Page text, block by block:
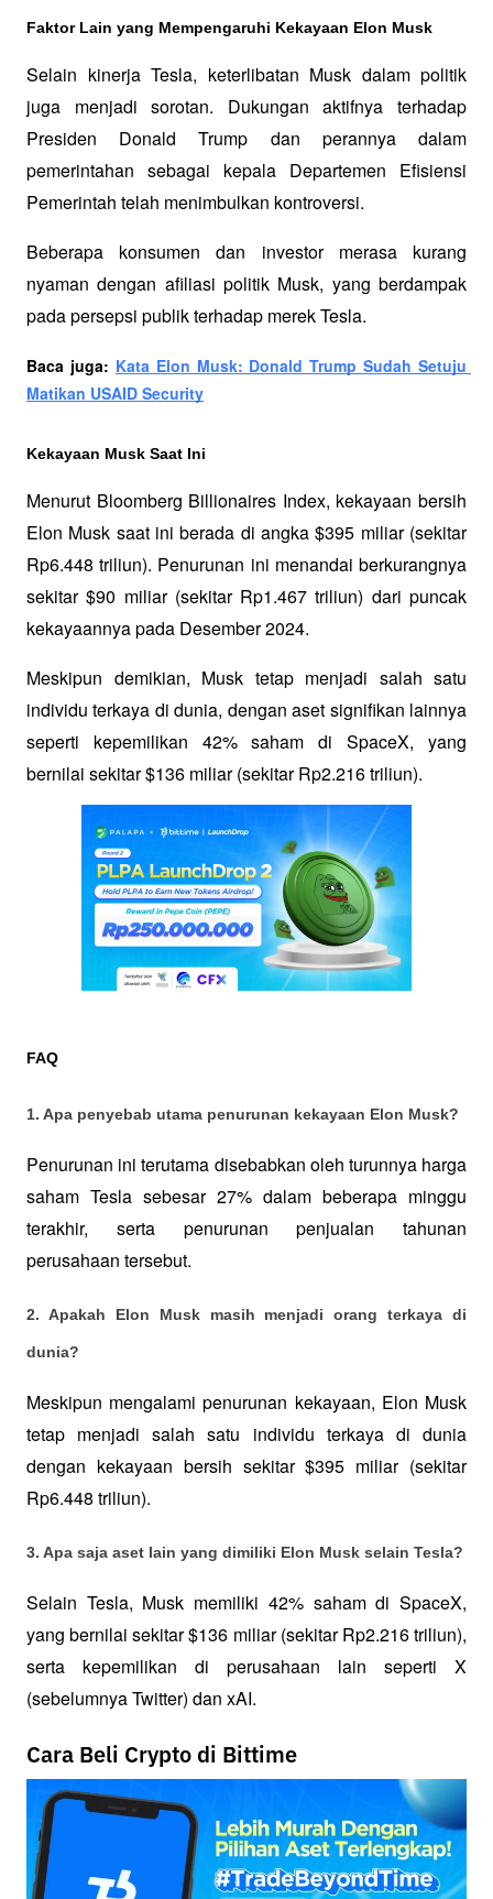
Faktor Lain yang Mempengaruhi Kekayaan Elon Musk
Selain kinerja Tesla, keterlibatan Musk dalam politik
juga menjadi sorotan. Dukungan aktifnya terhadap
Presiden Donald Trump dan perannya dalam
pemerintahan sebagai kepala Departemen Efisiensi
Pemerintah telah menimbulkan kontroversi.
Beberapa konsumen dan investor merasa kurang
nyaman dengan afiliasi politik Musk, yang berdampak
pada persepsi publik terhadap merek Tesla.
Baca juga: Kata Elon Musk: Donald Trump Sudah Setuju
Matikan USAID Security
Kekayaan Musk Saat Ini
Menurut Bloomberg Billionaires Index, kekayaan bersih
Elon Musk saat ini berada di angka $395 miliar (sekitar
Rp6.448 triliun). Penurunan ini menandai berkurangnya
sekitar $90 miliar (sekitar Rp1.467 triliun) dari puncak
kekayaannya pada Desember 2024.
Meskipun demikian, Musk tetap menjadi salah satu
individu terkaya di dunia, dengan aset signifikan lainnya
seperti kepemilikan 42% saham di SpaceX, yang
bernilai sekitar $136 miliar (sekitar Rp2.216 triliun).
FAQ
1. Apa penyebab utama penurunan kekayaan Elon Musk?
Penurunan ini terutama disebabkan oleh turunnya harga
saham Tesla sebesar 27% dalam beberapa minggu
terakhir, serta penurunan penjualan tahunan
perusahaan tersebut.
2. Apakah Elon Musk masih menjadi orang terkaya di
dunia?
Meskipun mengalami penurunan kekayaan, Elon Musk
tetap menjadi salah satu individu terkaya di dunia
dengan kekayaan bersih sekitar $395 miliar (sekitar
Rp6.448 triliun).
3. Apa saja aset lain yang dimiliki Elon Musk selain Tesla?
Selain Tesla, Musk memiliki 42% saham di SpaceX,
yang bernilai sekitar $136 miliar (sekitar Rp2.216 triliun),
serta kepemilikan di perusahaan lain seperti X
(sebelumnya Twitter) dan xAI.
Cara Beli Crypto di Bittime